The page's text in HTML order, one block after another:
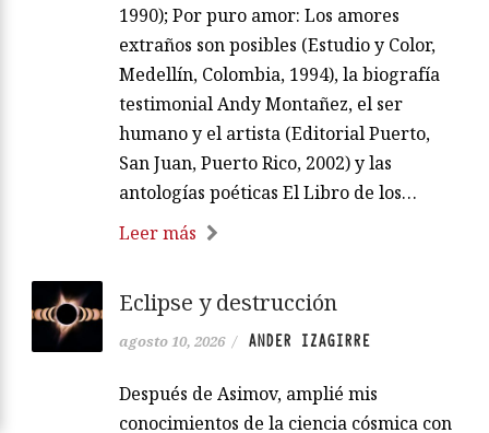
1990); Por puro amor: Los amores
extraños son posibles (Estudio y Color,
Medellín, Colombia, 1994), la biografía
testimonial Andy Montañez, el ser
humano y el artista (Editorial Puerto,
San Juan, Puerto Rico, 2002) y las
antologías poéticas El Libro de los…
Leer más
Eclipse y destrucción
agosto 10, 2026 / ANDER IZAGIRRE
Después de Asimov, amplié mis
conocimientos de la ciencia cósmica con